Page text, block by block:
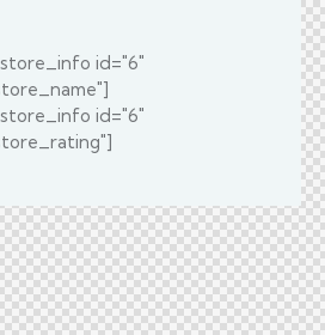
id="6"
id="6"